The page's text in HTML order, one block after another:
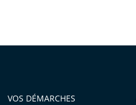
VOS DÉMARCHES